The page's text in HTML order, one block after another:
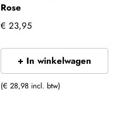
Rose
€ 23,95
+ In winkelwagen
(€ 28,98 incl. btw)